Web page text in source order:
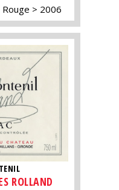
Rouge 2006
ROLLAND